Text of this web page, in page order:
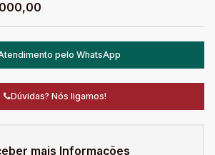
pelo WhatsApp
Dúvidas? Nós ligamos!
mais Informações